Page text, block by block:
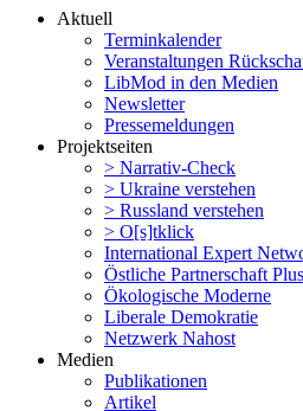
Aktuell
Termin­ka­lender
Veran­stal­tungen
LibMod in den Medien
Newsletter
Presse­mel­dungen
Projekt­seiten
> Narrativ-Check
> Ukraine verstehen
> Russland verstehen
> O[s]tklick
Inter­na­tional Expert
Östliche Partner­schaft Plus
Ökolo­gische Moderne
Liberale Demokratie
Netzwerk Nahost
Medien
Publi­ka­tionen
Artikel